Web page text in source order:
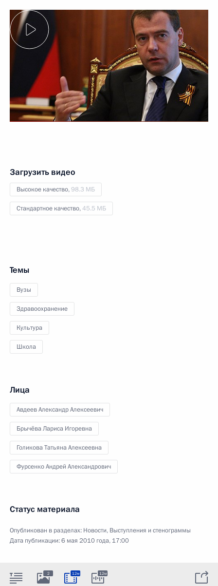
Загрузить видео
Высокое качество,98.3 МБ
Стандартное качество,45.5 МБ
Темы
Вузы
Здравоохранение
Культура
Школа
Лица
Авдеев Александр Алексеевич
Брычёва Лариса Игоревна
Голикова Татьяна Алексеевна
Фурсенко Андрей Александрович
Статус материала
Опубликован в разделах: Новости, Выступления и стенограммы
Дата публикации:6 мая 2010 года, 17:00
2 12м 12м